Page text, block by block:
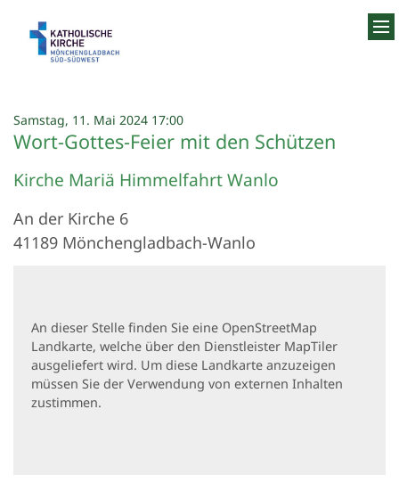
Samstag, 11. Mai 2024 17:00:
Wort-Gottes-Feier mit den Schützen
Kirche Mariä Himmelfahrt Wanlo
An der Kirche 6
41189 Mönchengladbach-Wanlo
An dieser Stelle finden Sie eine OpenStreetMap
Landkarte, welche über den Dienstleister MapTiler
ausgeliefert wird. Um diese Landkarte anzuzeigen
müssen Sie der Verwendung von externen Inhalten
zustimmen.